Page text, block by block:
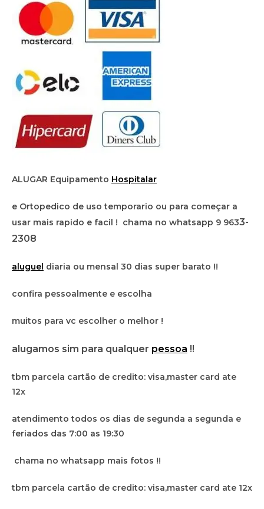
ALUGAR Equipamento Hospitalar
e Ortopedico de uso temporario ou para começar a
usar mais rapido e facil ! chama no whatsapp 9 9633-
2308
aluguel diaria ou mensal 30 dias super barato !!
confira pessoalmente e escolha
muitos para vc escolher o melhor !
alugamos sim para qualquer pessoa !!
tbm parcela cartão de credito: visa,master card ate
12x
atendimento todos os dias de segunda a segunda e
feriados das 7:00 as 19:30
chama no whatsapp mais fotos !!
tbm parcela cartão de credito: visa,master card ate 12x